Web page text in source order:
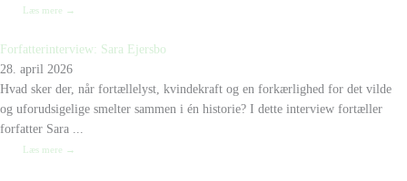
Læs mere →
Forfatterinterview: Sara Ejersbo
28. april 2026
Hvad sker der, når fortællelyst, kvindekraft og en forkærlighed for det vilde
og uforudsigelige smelter sammen i én historie? I dette interview fortæller
forfatter Sara ...
Læs mere →